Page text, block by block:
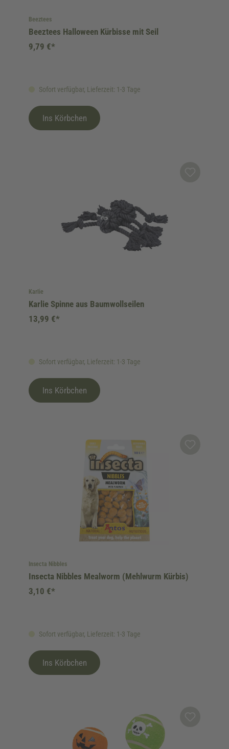
Beeztees
Beeztees Halloween Kürbisse mit Seil
Sofort verfügbar, Lieferzeit: 1-3 Tage
9,79 €*
Ins Körbchen
Karlie
Karlie Spinne aus Baumwollseilen
Sofort verfügbar, Lieferzeit: 1-3 Tage
13,99 €*
Ins Körbchen
Insecta Nibbles
Insecta Nibbles Mealworm (Mehlwurm Kürbis)
Sofort verfügbar, Lieferzeit: 1-3 Tage
3,10 €*
Ins Körbchen